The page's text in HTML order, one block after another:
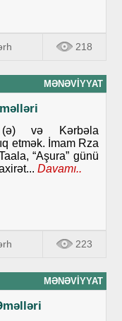
218
MƏNƏVIYYAT
və Kərbəla
etmək. İmam Rza
“Aşura” günü
Davamı..
223
MƏNƏVIYYAT